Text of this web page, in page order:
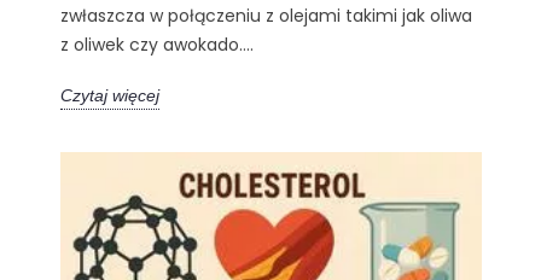
zwłaszcza w połączeniu z olejami takimi jak oliwa
z oliwek czy awokado....
Czytaj więcej